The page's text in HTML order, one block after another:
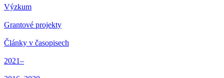
Výzkum
Grantové projekty
Články v časopisech
2021–